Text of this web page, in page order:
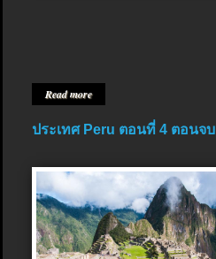
Read more
ประเทศ Peru ตอนที่ 4 ตอนจบ